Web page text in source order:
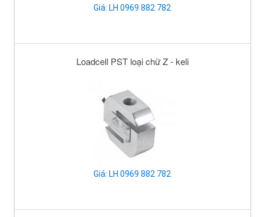
Giá: LH 0969 882 782
Loadcell PST loại chữ Z - keli
Giá: LH 0969 882 782